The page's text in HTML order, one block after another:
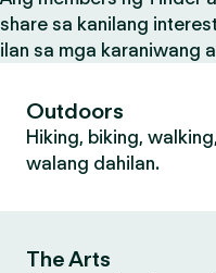
share sa kanilang
ilan sa mga karaniwang
Outdoors
Hiking, biking,
walang dahilan.
The Arts